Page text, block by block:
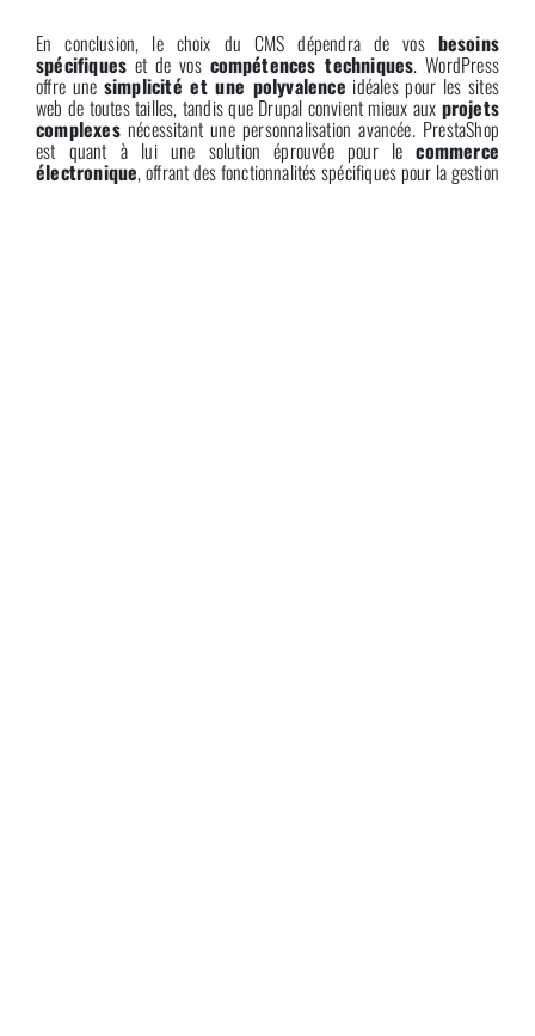
En conclusion, le choix du CMS dépendra de vos besoins
spécifiques et de vos compétences techniques. WordPress
offre une simplicité et une polyvalence idéales pour les sites
web de toutes tailles, tandis que Drupal convient mieux aux projets
complexesnécessitant une personnalisation avancée. PrestaShop
est quant à lui une solution éprouvée pour lecommerce
électronique, offrant des fonctionnalités spécifiques pour la gestion
des boutiques en ligne. Quel que soit votre choix, assurez-vous de